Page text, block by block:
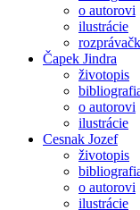
o autorovi
ilustrácie
Čapek Jindra
životopis
o autorovi
ilustrácie
Cesnak Jozef
životopis
o autorovi
ilustrácie